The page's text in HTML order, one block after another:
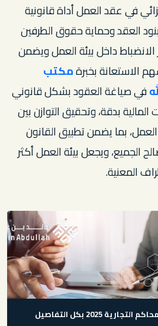
في عقد العمل أداة قانونية
العقد وحماية حقوق الطرفين
الانضباط داخل بيئة العمل ويضمن
الاستعانة بخبرةمكتب
في صياغة العقود بشكل قانوني
بدقة، وتحقيق التوازن بين
بما يضمن تطبيق القانون
ويجعل بيئة العمل أكثر
المعنية.
2025 بكل التفاصيل